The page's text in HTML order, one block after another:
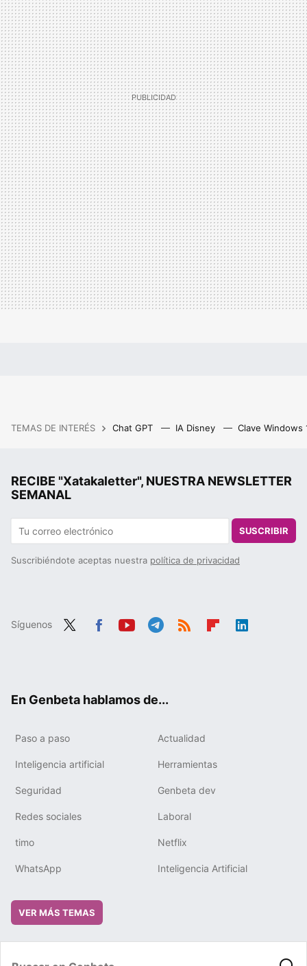
TEMAS DE INTERÉS Chat GPT IA Disney Clave Windows
RECIBE "Xatakaletter", NUESTRA NEWSLETTER
SEMANAL
SUSCRIBIR
Suscribiéndote aceptas nuestra política de privacidad
Síguenos
En Genbeta hablamos de...
Paso a paso Actualidad
Inteligencia artificial Herramientas
Seguridad Genbeta dev
Redes sociales Laboral
timo Netflix
WhatsApp Inteligencia Artificial
VER MÁS TEMAS